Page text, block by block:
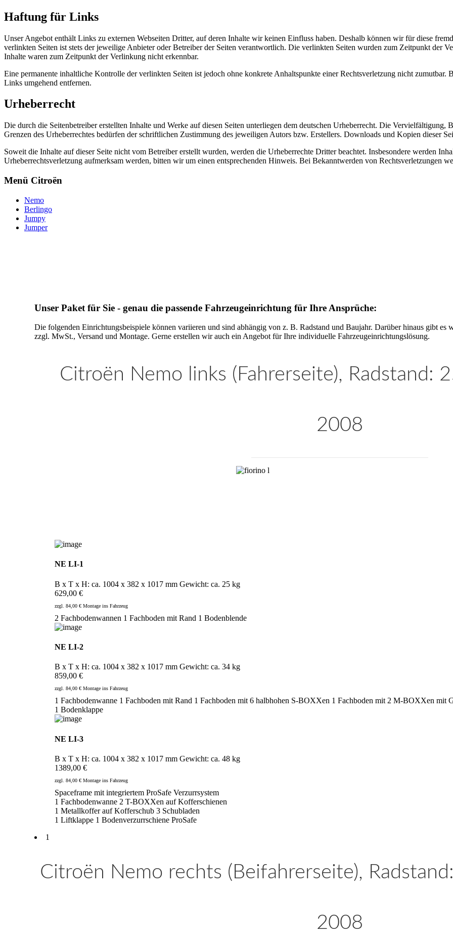
Haftung für Links
Unser Angebot enthält Links zu externen Webseiten Dritter, auf deren Inhalte wir keinen Einfluss haben. Deshalb können wir für diese
verlinkten Seiten ist stets der jeweilige Anbieter oder Betreiber der Seiten verantwortlich. Die verlinkten Seiten wurden zum Zeitpunkt der
Inhalte waren zum Zeitpunkt der Verlinkung nicht erkennbar.
Eine permanente inhaltliche Kontrolle der verlinkten Seiten ist jedoch ohne konkrete Anhaltspunkte einer Rechtsverletzung nicht
Links umgehend entfernen.
Urheberrecht
Die durch die Seitenbetreiber erstellten Inhalte und Werke auf diesen Seiten unterliegen dem deutschen Urheberrecht. Die
Grenzen des Urheberrechtes bedürfen der schriftlichen Zustimmung des jeweiligen Autors bzw. Erstellers. Downloads und Kopien dieser
Soweit die Inhalte auf dieser Seite nicht vom Betreiber erstellt wurden, werden die Urheberrechte Dritter beachtet. Insbesondere werden
Urheberrechtsverletzung aufmerksam werden, bitten wir um einen entsprechenden Hinweis. Bei Bekanntwerden von Rechtsverletzungen
Menü Citroën
Nemo
Berlingo
Jumpy
Jumper
Unser Paket für Sie - genau die passende Fahrzeugeinrichtung für Ihre Ansprüche:
Die folgenden Einrichtungsbeispiele können variieren und sind abhängig von z. B. Radstand und Baujahr. Darüber hinaus gibt es
zzgl. MwSt., Versand und Montage. Gerne erstellen wir auch ein Angebot für Ihre individuelle Fahrzeugeinrichtungslösung.
Citroën Nemo links (Fahrerseite), Radstand:
2008
NE LI-1
B x T x H: ca. 1004 x 382 x 1017 mm Gewicht: ca. 25 kg
629,00 €
zzgl. 84,00 € Montage ins Fahrzeug
2 Fachbodenwannen 1 Fachboden mit Rand 1 Bodenblende
NE LI-2
B x T x H: ca. 1004 x 382 x 1017 mm Gewicht: ca. 34 kg
859,00 €
zzgl. 84,00 € Montage ins Fahrzeug
1 Fachbodenwanne 1 Fachboden mit Rand 1 Fachboden mit 6 halbhohen S-BOXXen 1 Fachboden mit 2 M-BOXXen mit
1 Bodenklappe
NE LI-3
B x T x H: ca. 1004 x 382 x 1017 mm Gewicht: ca. 48 kg
1389,00 €
zzgl. 84,00 € Montage ins Fahrzeug
Spaceframe mit integriertem ProSafe Verzurrsystem
1 Fachbodenwanne 2 T-BOXXen auf Kofferschienen
1 Metallkoffer auf Kofferschub 3 Schubladen
1 Liftklappe 1 Bodenverzurrschiene ProSafe
1
Citroën Nemo rechts (Beifahrerseite),
2008